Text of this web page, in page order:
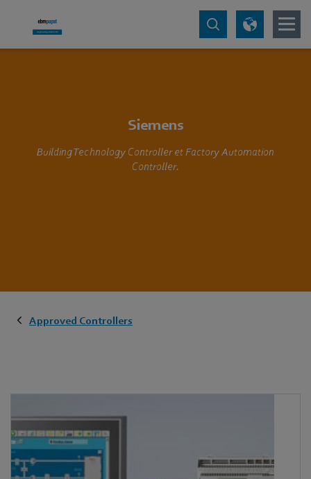
Siemens
Building Technology Controller et Factory Automation
Controller.
Approved Controllers